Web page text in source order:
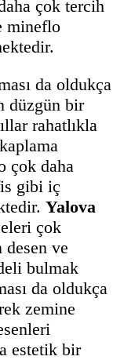
çok tercih
mineflo
da oldukça
düzgün bir
rahatlıkla
çok daha
gibi iç
Yalova
çok
desen ve
bulmak
da oldukça
zemine
estetik bir